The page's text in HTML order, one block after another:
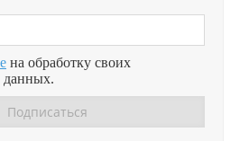
на обработку своих
данных.